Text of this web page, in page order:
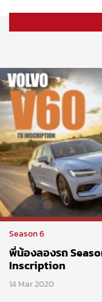
Season 6
พี่น้องลองรถ
Inscription
14 Mar 2020